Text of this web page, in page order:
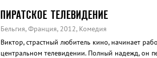
ПИРАТСКОЕ ТЕЛЕВИДЕНИЕ
Бельгия, Франция, 2012, Комедия
Виктор, страстный любитель кино, начинает
центральном телевидении. Полный надежд, он